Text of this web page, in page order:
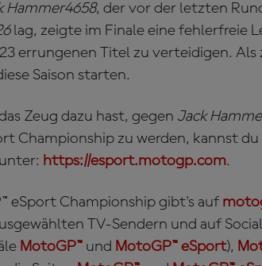
Hammer4658, der vor der letzten
lag, zeigte im Finale eine fehlerfreie
errungenen Titel zu verteidigen.
Saison starten.
Zeug dazu hast, gegen Jack
Championship zu werden, kannst
https://esport.motogp.com.
eSport Championship gibt's auf
TV-Sendern und auf
MotoGP™ und MotoGP™ eSport),